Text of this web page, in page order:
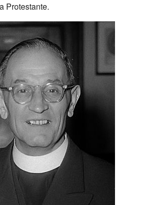
Protestante.